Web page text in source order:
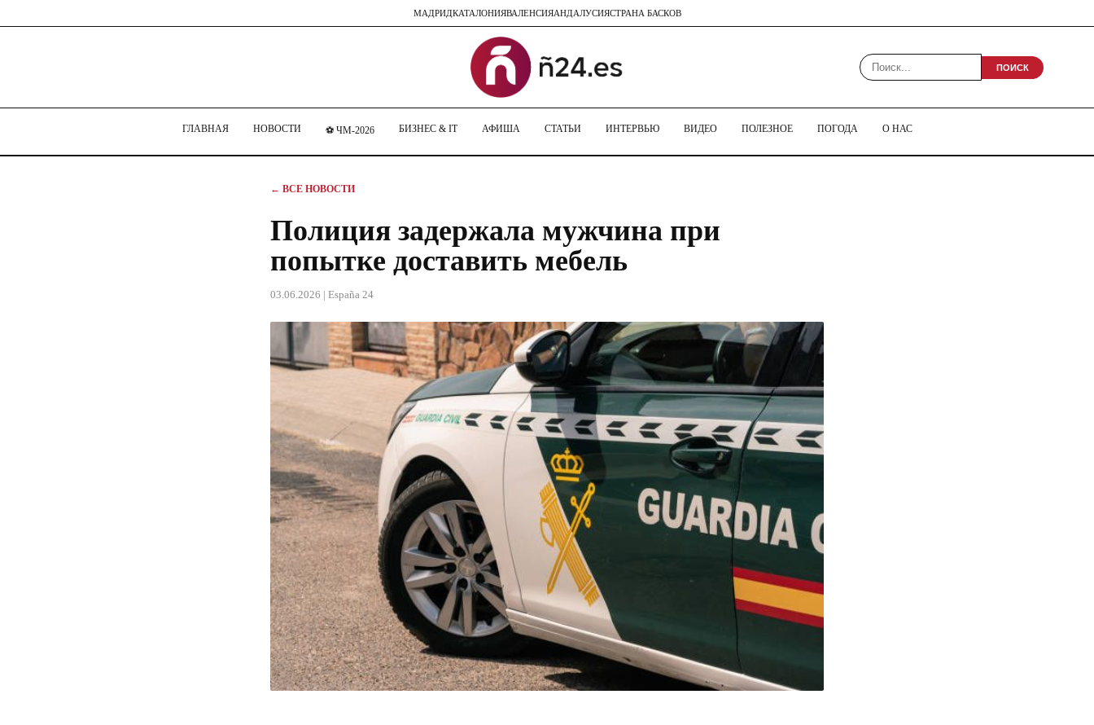
МАДРИДКАТАЛОНИЯВАЛЕНСИЯАНДАЛУСИЯСТРАНА БАСКОВ
ПОИСК
ГЛАВНАЯ НОВОСТИ ⚽ ЧМ-2026 БИЗНЕС & IT АФИША СТАТЬИ ИНТЕРВЬЮ ВИДЕО ПОЛЕЗНОЕ ПОГОДА О НАС
← ВСЕ НОВОСТИ
Полиция задержала мужчина при
попытке доставить мебель
03.06.2026 | España 24